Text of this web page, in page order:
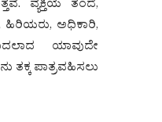
ವ್ಯಕ್ತಿಯ ತಂದೆ,
ಹಿರಿಯರು, ಅಧಿಕಾರಿ,
ಯಾವುದೇ
ತಕ್ಕ ಪಾತ್ರವಹಿಸಲು